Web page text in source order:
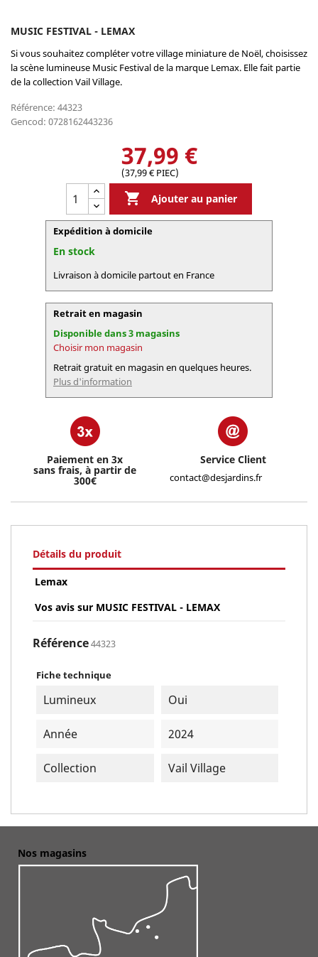
MUSIC FESTIVAL - LEMAX
Si vous souhaitez compléter votre village miniature de Noël, choisissez
la scène lumineuse Music Festival de la marque Lemax. Elle fait partie
de la collection Vail Village.
Référence: 44323
Gencod: 0728162443236
37,99 €
(37,99 € PIEC)
 Ajouter au panier
Expédition à domicile
En stock
Livraison à domicile partout en France
Retrait en magasin
Disponible dans 3 magasins
Choisir mon magasin
Retrait gratuit en magasin en quelques heures.
Plus d'information
Paiement en 3x
sans frais, à partir de
300€
Service Client
contact@desjardins.fr
Détails du produit
Lemax
Vos avis sur MUSIC FESTIVAL - LEMAX
Référence44323
Fiche technique
Lumineux Oui
Année 2024
Collection Vail Village
Nos magasins